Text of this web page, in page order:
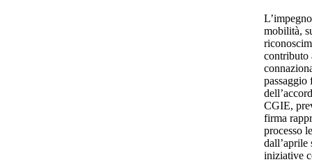
mobilità,
contributo
passaggio
CGIE,
firma
processo
dall’aprile
iniziative